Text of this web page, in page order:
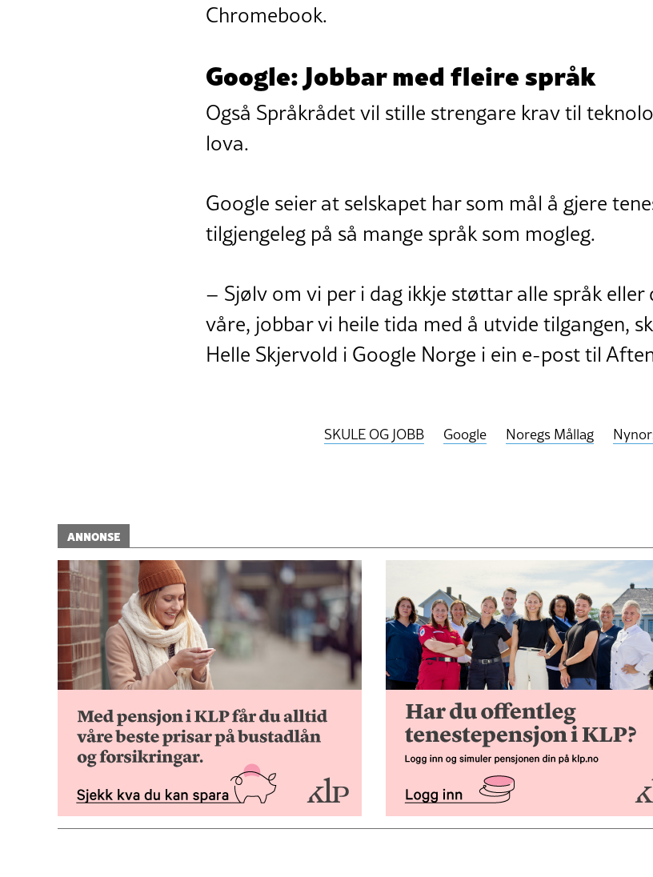
Chromebook.
Google: Jobbar med fleire språk
Også Språkrådet vil stille strengare krav til
lova.
Google seier at selskapet har som mål å gjere
tilgjengeleg på så mange språk som mogleg.
– Sjølv om vi per i dag ikkje støttar alle språk
våre, jobbar vi heile tida med å utvide tilgangen,
Helle Skjervold i Google Norge i ein e-post til
SKULE OG JOBB Google Noregs Mållag
ANNONSE